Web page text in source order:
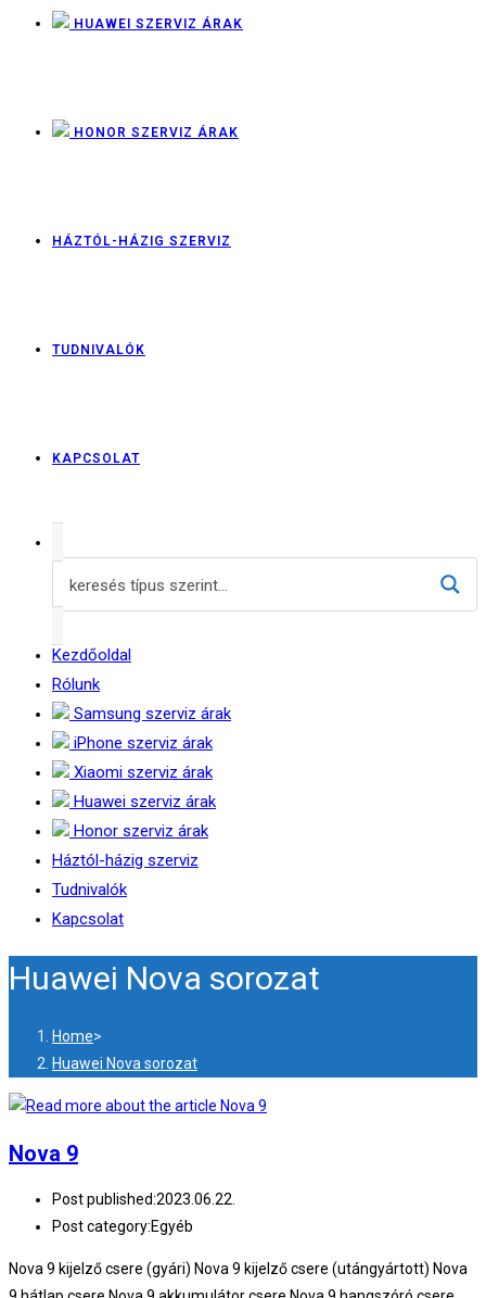
HUAWEI SZERVIZ ÁRAK
HONOR SZERVIZ ÁRAK
HÁZTÓL-HÁZIG SZERVIZ
TUDNIVALÓK
KAPCSOLAT
Kezdőoldal
Rólunk
Samsung szerviz árak
iPhone szerviz árak
Xiaomi szerviz árak
Huawei szerviz árak
Honor szerviz árak
Háztól-házig szerviz
Tudnivalók
Kapcsolat
Huawei Nova sorozat
Home>
Huawei Nova sorozat
Nova 9
Post published:2023.06.22.
Post category:Egyéb
Nova 9 kijelző csere (gyári) Nova 9 kijelző csere (utángyártott) Nova